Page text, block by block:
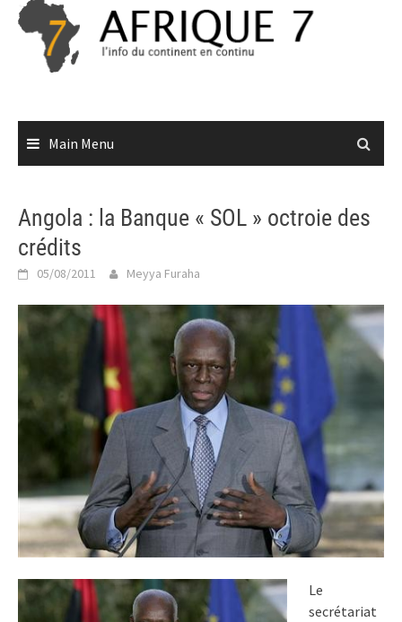
Skip
content
Main Menu
Angola : la Banque « SOL » octroie des
crédits
05/08/2011 Meyya Furaha
Le
secrétariat